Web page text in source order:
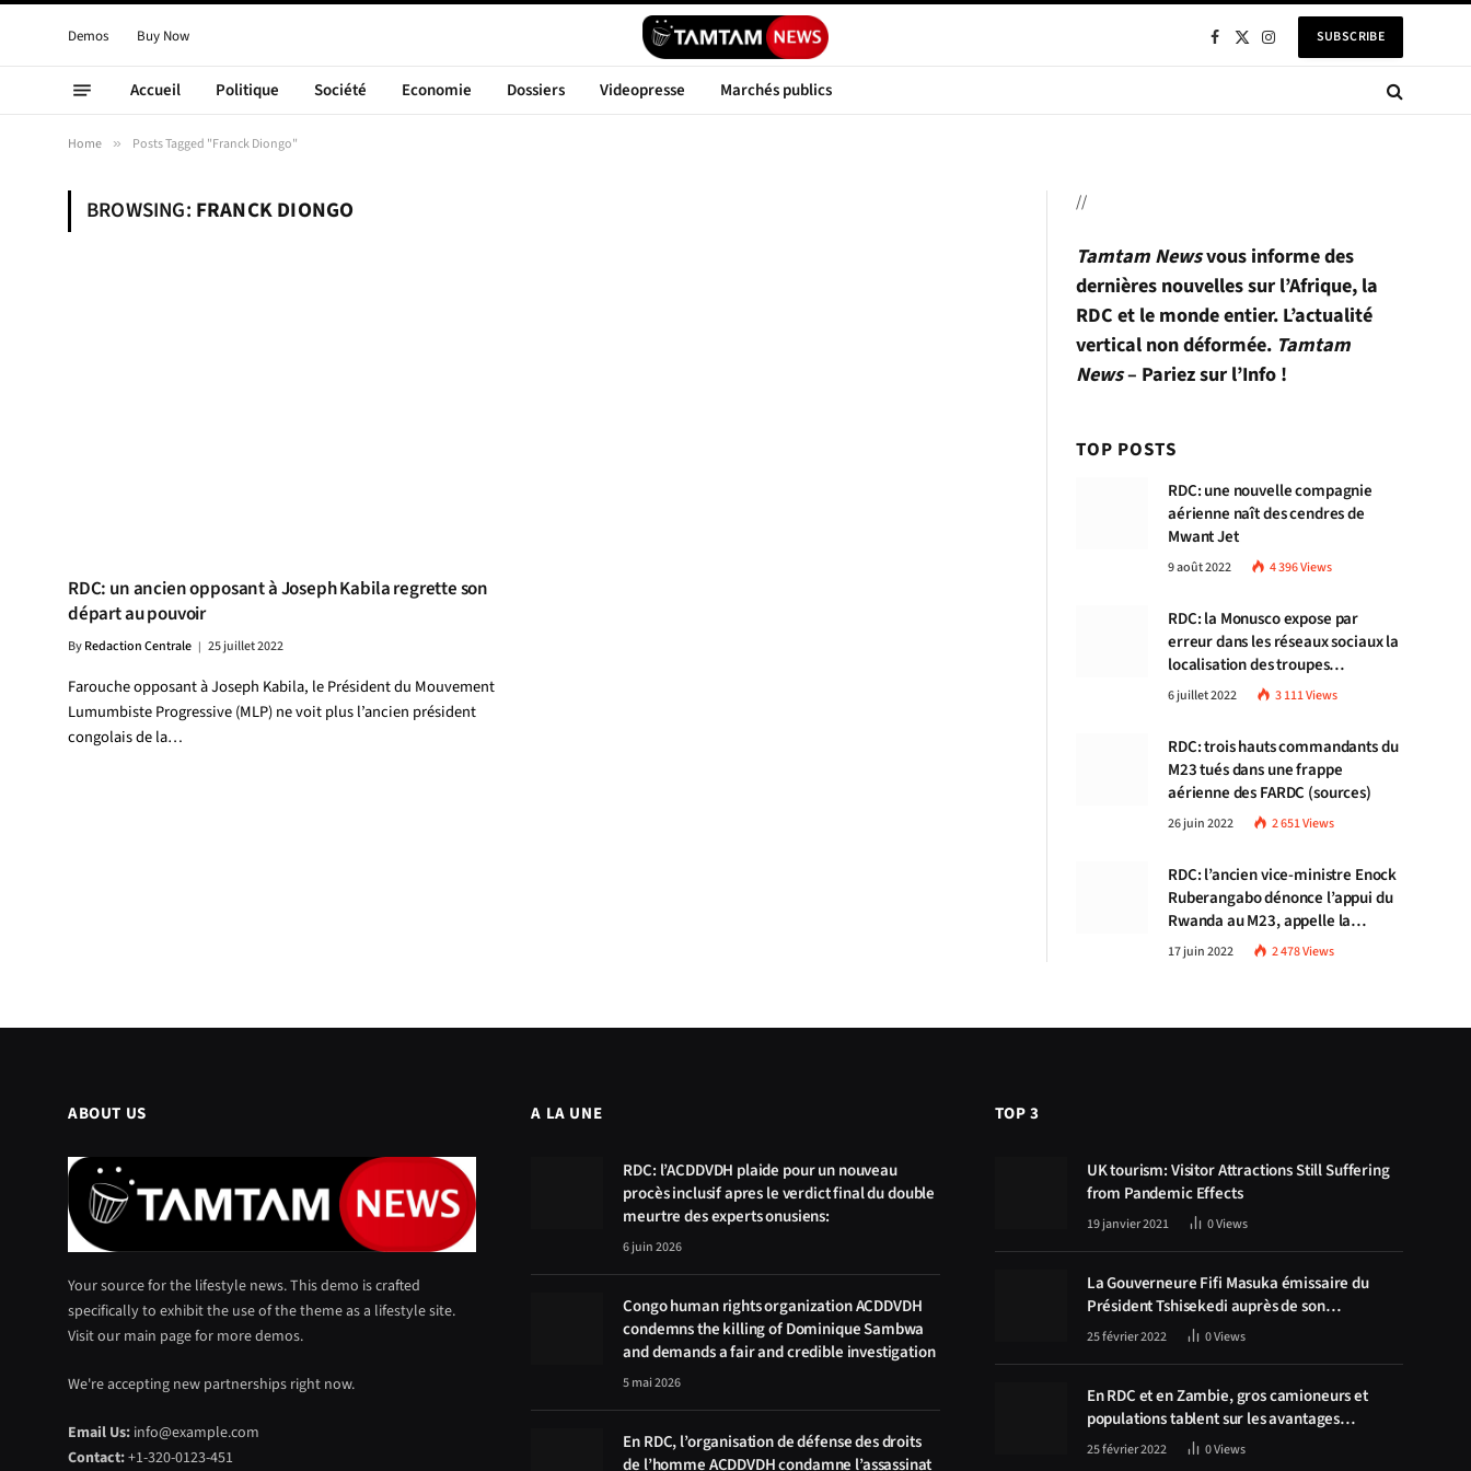
Demos Buy Now Facebook
X
InstagramSUBSCRIBE
Accueil Politique Société Economie Dossiers Videopresse Marchés publics
Home » Posts Tagged "Franck Diongo"
BROWSING: FRANCK DIONGO
RDC: un ancien opposant à Joseph Kabila regrette son
départ au pouvoir
ByRedaction Centrale 25 juillet 2022
Farouche opposant à Joseph Kabila, le Président du Mouvement
Lumumbiste Progressive (MLP) ne voit plus l’ancien président
congolais de la…
//
Tamtam Newsvous informe des
dernières nouvelles sur l’Afrique, la
RDC et le monde entier. L’actualité
vertical non déformée. Tamtam
News– Pariez sur l’Info !
TOP POSTS
RDC: une nouvelle compagnie
aérienne naît des cendres de
Mwant Jet
9 août 2022 4 396Views
RDC: la Monusco expose par
erreur dans les réseaux sociaux la
localisation des troupes
congolaises
6 juillet 2022 3 111Views
RDC: trois hauts commandants du
M23 tués dans une frappe
aérienne des FARDC (sources)
26 juin 2022 2 651Views
RDC: l’ancien vice-ministre Enock
Ruberangabo dénonce l’appui du
Rwanda au M23, appelle la
communauté internationale à
stopper Kigali
17 juin 2022 2 478Views
ABOUT US
Your source for the lifestyle news. This demo is crafted
specifically to exhibit the use of the theme as a lifestyle site.
Visit our main page for more demos.
We're accepting new partnerships right now.
Email Us: info@example.com
Contact:+1-320-0123-451
A LA UNE
RDC: l’ACDDVDH plaide pour un nouveau
procès inclusif apres le verdict final du double
meurtre des experts onusiens:
6 juin 2026
Congo human rights organization ACDDVDH
condemns the killing of Dominique Sambwa
and demands a fair and credible investigation
5 mai 2026
En RDC, l’organisation de défense des droits
de l’homme ACDDVDH condamne l’assassinat
TOP 3
UK tourism: Visitor Attractions Still Suffering
from Pandemic Effects
19 janvier 2021 0Views
La Gouverneure Fifi Masuka émissaire du
Président Tshisekedi auprès de son
homologue Zambien Hichilema, la
25 février 2022 0Views
En RDC et en Zambie, gros camioneurs et
populations tablent sur les avantages
économiques de la route Kolwezi-Solwezi
25 février 2022 0Views